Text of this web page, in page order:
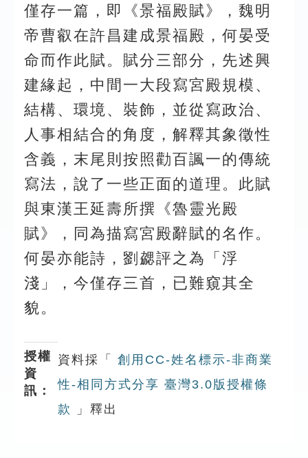
僅存一篇，即《景福殿賦》，魏明
帝曹叡在許昌建成景福殿，何晏受
命而作此賦。賦分三部分，先述興
建緣起，中間一大段寫宮殿規模、
結構、環境、裝飾，並從寫政治、
人事相結合的角度，解釋其象徵性
含義，末尾則按照勸百諷一的傳統
寫法，說了一些正面的道理。此賦
與東漢王延壽所撰《魯靈光殿
賦》，同為描寫宮殿辭賦的名作。
何晏亦能詩，劉勰評之為「浮
淺」，今僅存三首，已難窺其全
貌。
授權
資
訊：
資料採「
創用CC-姓名標示-非商業
性-相同方式分享 臺灣3.0版授權條
款
」釋出